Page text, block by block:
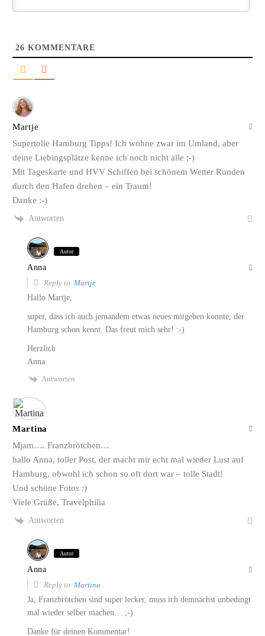
26 KOMMENTARE
Martje
Supertolle Hamburg Tipps! Ich wohne zwar im Umland, aber
deine Liebingsplätze kenne ich noch nicht alle ;-)
Mit Tageskarte und HVV Schiffen bei schönem Wetter Runden
durch den Hafen drehen – ein Traum!
Danke :-)
Antworten
Autor
Anna
Reply to Martje
Hallo Martje,
super, dass ich auch jemandem etwas neues mitgeben konnte, der
Hamburg schon kennt. Das freut mich sehr! :-)
Herzlich
Anna
Antworten
Martina
Mjam…. Franzbrötchen…
hallo Anna, toller Post, der macht mir echt mal wieder Lust auf
Hamburg, obwohl ich schon so oft dort war – tolle Stadt!
Und schöne Fotos :)
Viele Grüße, Travelphilia
Antworten
Autor
Anna
Reply to Martina
Ja, Franzbrötchen sind super lecker, muss ich demnächst unbedingt
mal wieder selber machen… ;-)
Danke für deinen Kommentar!